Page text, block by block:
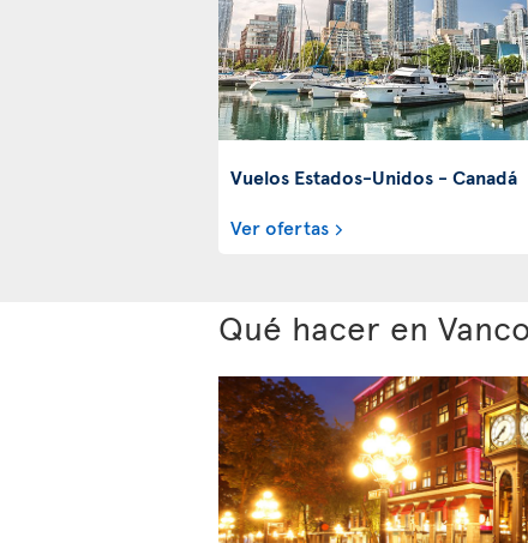
Vuelos Estados-Unidos - Canadá
Ver ofertas
Qué hacer en